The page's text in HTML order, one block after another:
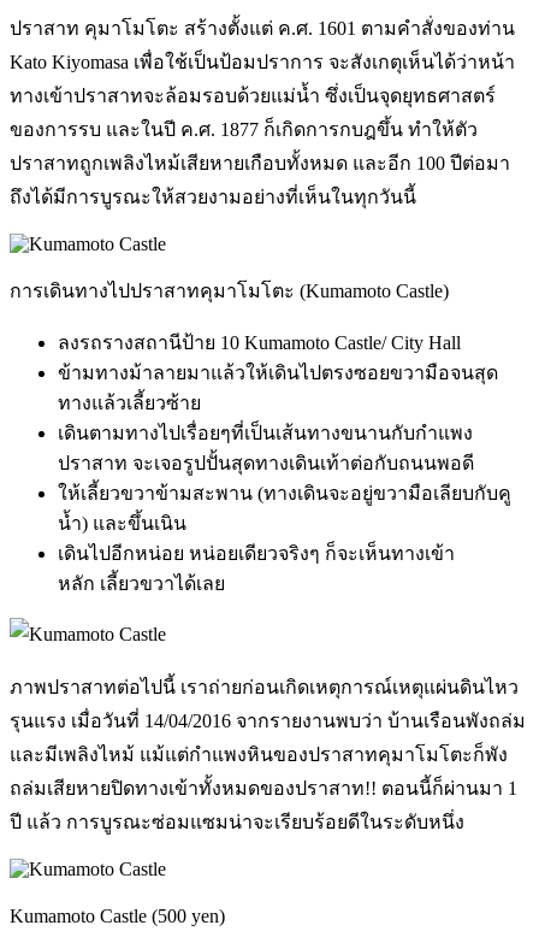
ปราสาท คุมาโมโตะ สร้างตั้งแต่ ค.ศ. 1601 ตามคำสั่งของท่าน
Kato Kiyomasa เพื่อใช้เป็นป้อมปราการ จะสังเกตุเห็นได้ว่าหน้า
ทางเข้าปราสาทจะล้อมรอบด้วยแม่น้ำ ซึ่งเป็นจุดยุทธศาสตร์
ของการรบ และในปี ค.ศ. 1877 ก็เกิดการกบฎขึ้น ทำให้ตัว
ปราสาทถูกเพลิงไหม้เสียหายเกือบทั้งหมด และอีก 100 ปีต่อมา
ถึงได้มีการบูรณะให้สวยงามอย่างที่เห็นในทุกวันนี้
การเดินทางไปปราสาทคุมาโมโตะ (Kumamoto Castle)
ลงรถรางสถานีป้าย 10 Kumamoto Castle/ City Hall
ข้ามทางม้าลายมาแล้วให้เดินไปตรงซอยขวามือจนสุด
ทางแล้วเลี้ยวซ้าย
เดินตามทางไปเรื่อยๆที่เป็นเส้นทางขนานกับกำแพง
ปราสาท จะเจอรูปปั้นสุดทางเดินเท้าต่อกับถนนพอดี
ให้เลี้ยวขวาข้ามสะพาน (ทางเดินจะอยู่ขวามือเลียบกับคู
น้ำ) และขึ้นเนิน
เดินไปอีกหน่อย หน่อยเดียวจริงๆ ก็จะเห็นทางเข้า
หลัก เลี้ยวขวาได้เลย
ภาพปราสาทต่อไปนี้ เราถ่ายก่อนเกิดเหตุการณ์เหตุแผ่นดินไหว
รุนแรง เมื่อวันที่ 14/04/2016 จากรายงานพบว่า บ้านเรือนพังถล่ม
และมีเพลิงไหม้ แม้แต่กำแพงหินของปราสาทคุมาโมโตะก็พัง
ถล่มเสียหายปิดทางเข้าทั้งหมดของปราสาท!! ตอนนี้ก็ผ่านมา 1
ปี แล้ว การบูรณะซ่อมแซมน่าจะเรียบร้อยดีในระดับหนึ่ง
Kumamoto Castle (500 yen)